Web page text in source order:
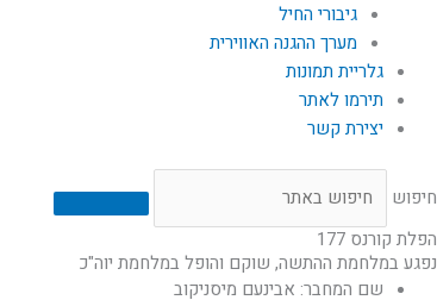
גיבורי החיל
מערך ההגנה האווירית
גלריית תמונות
תירמו לאתר
יצירת קשר
חיפוש
הפלת קורנס 177
נפגע במלחמת ההתשה, שוקם והופל במלחמת יוה"כ
שם המחבר: אבינעם מיסניקוב